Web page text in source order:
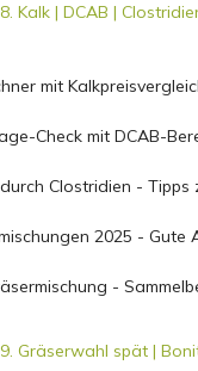
8. Kalk | DCAB |
mit
Check mit DCAB-
Clostridien - Tipps
2025 - Gute
-
9. Gräserwahl spät |